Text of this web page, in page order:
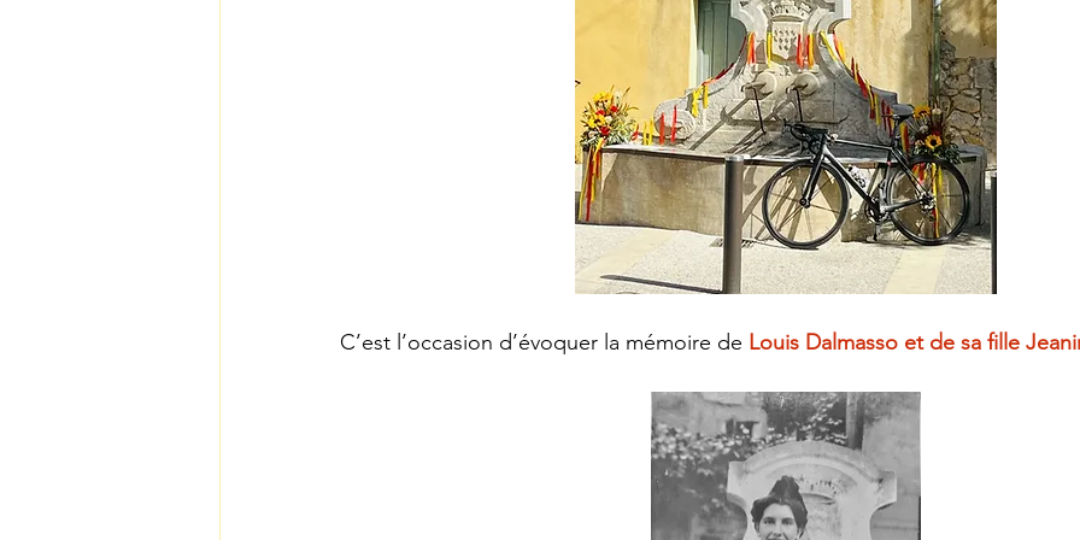
C’est l’occasion d’évoquer la mémoire de Louis Dalmasso et de sa fille